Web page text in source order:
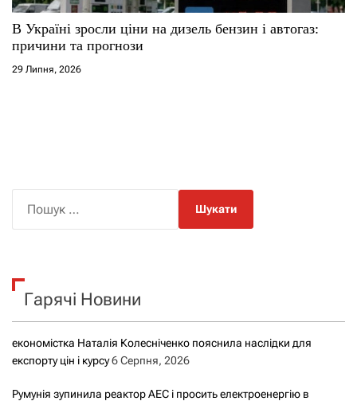
В Україні зросли ціни на дизель бензин і автогаз:
причини та прогнози
29 Липня, 2026
к
Гарячі Новини
економістка Наталія Колесніченко пояснила наслідки для
експорту цін і курсу6 Серпня, 2026
Румунія зупинила реактор АЕС і просить електроенергію в